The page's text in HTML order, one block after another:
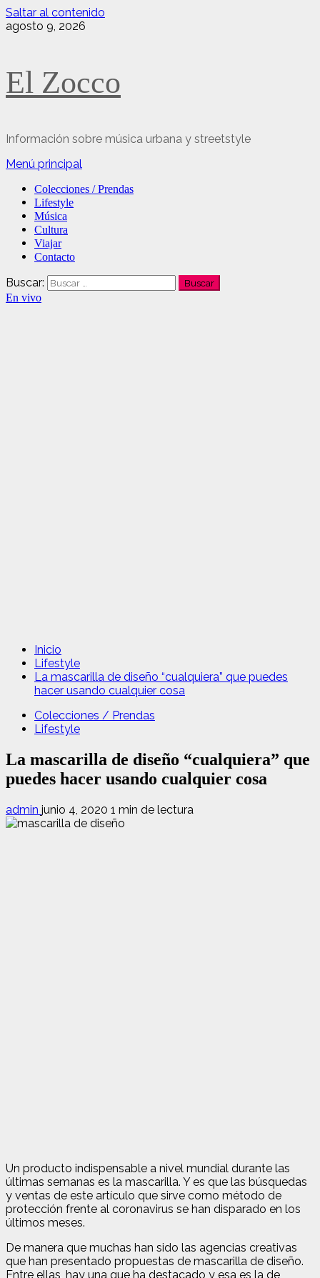
Saltar al contenido
agosto 9, 2026
El Zocco
Información sobre música urbana y streetstyle
Menú principal
Colecciones / Prendas
Lifestyle
Música
Cultura
Viajar
Contacto
Buscar:
En vivo
Inicio
Lifestyle
La mascarilla de diseño “cualquiera” que puedes
hacer usando cualquier cosa
Colecciones / Prendas
Lifestyle
La mascarilla de diseño “cualquiera” que
puedes hacer usando cualquier cosa
admin junio 4, 2020 1 min de lectura
Un producto indispensable a nivel mundial durante las
últimas semanas es la mascarilla. Y es que las búsquedas
y ventas de este artículo que sirve como método de
protección frente al coronavirus se han disparado en los
últimos meses.
De manera que muchas han sido las agencias creativas
que han presentado propuestas de mascarilla de diseño.
Entre ellas, hay una que ha destacado y esa es la de